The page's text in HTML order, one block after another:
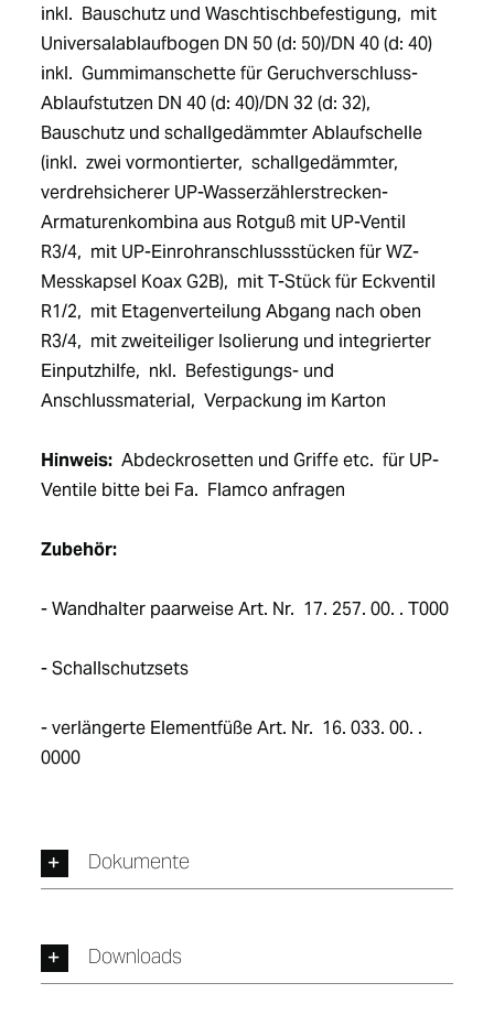
inkl.  Bauschutz und Waschtischbefestigung,  mit
Universalablaufbogen DN 50 (d: 50)/DN 40 (d: 40)
inkl.  Gummimanschette für Geruchverschluss-
Ablaufstutzen DN 40 (d: 40)/DN 32 (d: 32),
Bauschutz und schallgedämmter Ablaufschelle
(inkl.  zwei vormontierter,  schallgedämmter,
verdrehsicherer UP-Wasserzählerstrecken-
Armaturenkombina aus Rotguß mit UP-Ventil
R3/4,  mit UP-Einrohranschlussstücken für WZ-
Messkapsel Koax G2B),  mit T-Stück für Eckventil
R1/2,  mit Etagenverteilung Abgang nach oben
R3/4,  mit zweiteiliger Isolierung und integrierter
Einputzhilfe,  nkl.  Befestigungs- und
Anschlussmaterial,  Verpackung im Karton
Hinweis:
  Abdeckrosetten und Griffe etc.  für UP-
Ventile bitte bei Fa.  Flamco anfragen
Zubehör:
- Wandhalter paarweise Art. Nr.  17. 257. 00. . T000
- Schallschutzsets
- verlängerte Elementfüße Art. Nr.  16. 033. 00. .
0000
Dokumente
Downloads